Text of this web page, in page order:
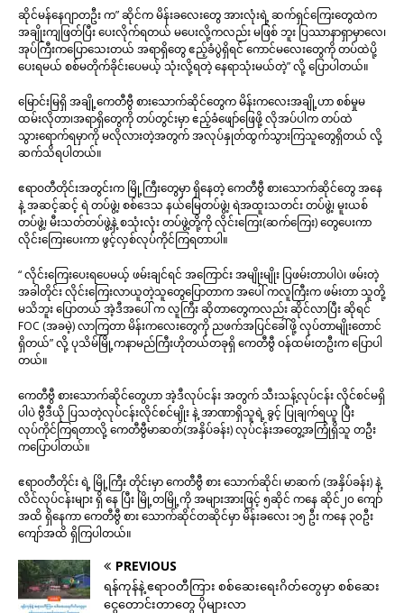
ဆိုင်မန်နေဂျာတဦး က” ဆိုင်က မိန်းခလေးတွေ အားလုံးရဲ့ ဆက်ရှင်ကြေးတွေထဲက
အချိုးကျဖြတ်ပြီး ပေးလိုက်ရတယ် မပေးလို့ကလည်း မဖြစ် ဘူး ပြဿာနာရှာမှာလေ၊
အုပ်ကြီးကပြောသေးတယ် အရာရှိတွေ ဧည့်ခံပွဲရှိရင် ကောင်မလေးတွေကို တပ်ထဲပို့
ပေးရမယ် စစ်မတိုက်ခိုင်းပေမယ့် သုံးလို့ရတဲ့ နေရာသုံးမယ်တဲ့” လို့ ပြောပါတယ်။
မြောင်းမြရှိ အချို့ကေတီဗွီ စားသောက်ဆိုင်တွေက မိန်းကလေးအချို့ဟာ စစ်မှုမ
ထမ်းလိုတာ၊အရာရှိတွေကို တပ်တွင်းမှာ ဧည့်ခံဖျော်ဖြေဖို့ လိုအပ်ပါက တပ်ထဲ
သွားရောက်ရမှာကို မလိုလားတဲ့အတွက် အလုပ်နှုတ်ထွက်သွားကြသူတွေရှိတယ် လို့
ဆက်သိရပါတယ်။
ဧရာဝတီတိုင်းအတွင်းက မြို့ကြီးတွေမှာ ရှိနေတဲ့ ကေတီဗွီ စားသောက်ဆိုင်တွေ အနေ
နဲ့ အဆင့်ဆင့် ရဲ တပ်ဖွဲ့၊ စစ်ဒေသ နယ်မြေတပ်ဖွဲ့၊ ရဲအထူးသတင်း တပ်ဖွဲ့၊ မူးယစ်
တပ်ဖွဲ့၊ မီးသတ်တပ်ဖွဲ့နဲ့ စသုံးလုံး တပ်ဖွဲ့တို့ကို လိုင်းကြေး(ဆက်ကြေး) တွေပေးကာ
လိုင်းကြေးပေးကာ ဖွင့်လှစ်လုပ်ကိုင်ကြရတာပါ။
“ လိုင်းကြေးပေးရပေမယ့် ဖမ်းချင်ရင် အကြောင်း အမျိုးမျိုး ပြဖမ်းတာပါပဲ၊ ဖမ်းတဲ့
အခါတိုင်း လိုင်းကြေးလာယူတဲ့သူတွေပြောတာက အပေါ် ကလူကြီးက ဖမ်းတာ သူတို့
မသိဘူး ပြောတယ် အဲ့ဒီအပေါ် က လူကြီး ဆိုတာတွေကလည်း ဆိုင်လာပြီး ဆိုရင်
FOC (အခမဲ့) လာကြတာ မိန်းကလေးတွေကို ညဖက်အပြင်ခေါ်ဖို့ လုပ်တာမျိုးတောင်
ရှိတယ်” လို့ ပုသိမ်မြို့ကနာမည်ကြီးဟိုတယ်တခုရှိ ကေတီဗွီ ဝန်ထမ်းတဦးက ပြောပါ
တယ်။
ကေတီဗွီ စားသောက်ဆိုင်တွေဟာ အဲ့ဒီလုပ်ငန်း အတွက် သီးသန့်လုပ်ငန်း လိုင်စင်မရှိ
ပါပဲ ဗွီဒီယို ပြသတဲ့လုပ်ငန်းလိုင်စင်မျိုး နဲ့ အာဏာရှိသူရဲ့ ခွင့် ပြုချက်ရယူ ပြီး
လုပ်ကိုင်ကြရတာလို့ ကေတီဗွီမာဆတ်(အနှိပ်ခန်း) လုပ်ငန်းအတွေ့အကြုံရှိသူ တဦး
ကပြောပါတယ်။
ဧရာဝတီတိုင်း ရဲ့ မြို့ကြီး တိုင်းမှာ ကေတီဗွီ စား သောက်ဆိုင်၊ မာဆက် (အနှိပ်ခန်း) နဲ့
လိင်လုပ်ငန်းများ ရှိ နေ ပြီး မြို့တမြို့ကို အများအားဖြင့် ၅ဆိုင် ကနေ ဆိုင်၂၀ ကျော်
အထိ ရှိနေကာ ကေတီဗွီ စား သောက်ဆိုင်တဆိုင်မှာ မိန်းခလေး ၁၅ ဦး ကနေ ၃၀ဦး
ကျော်အထိ ရှိကြပါတယ်။
PREVIOUS
ရန်ကုန်နဲ့ ဧရာဝတီကြား စစ်ဆေးရေးဂိတ်တွေမှာ စစ်ဆေး
ငွေတောင်းတာတွေ ပိုများလာ